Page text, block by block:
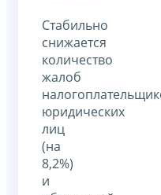
Стабильно
снижается
количество
жалоб
юридических
лиц
(на
8,2%)
и